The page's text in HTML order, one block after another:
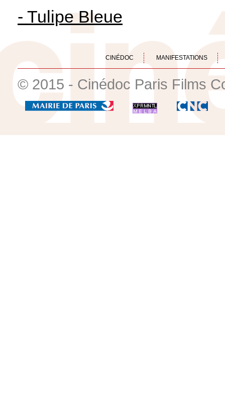
- Tulipe Bleue
CINÉDOC MANIFESTATIONS
© 2015 - Cinédoc Paris Films